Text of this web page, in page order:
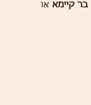
בר קיימא או